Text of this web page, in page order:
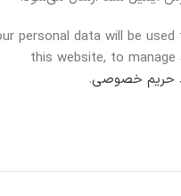
personal data will be
this website, to
حریم خصوصی.